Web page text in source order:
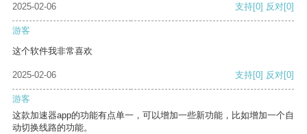
2025-02-06 支持[0] 反对[0]
游客
这个软件我非常喜欢
2025-02-06 支持[0] 反对[0]
游客
这款加速器app的功能有点单一，可以增加一些新功能，比如增加一个自
动切换线路的功能。